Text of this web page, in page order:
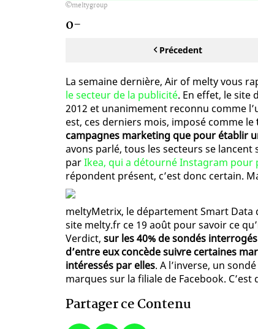
meltygroup
0-
Précedent
La semaine dernière, Air of melty vous
le secteur de la publicité. En effet, le site
2012 et unanimement reconnu comme
est, ces derniers mois, imposé comme le
campagnes marketing que pour établir
avons parlé, tous les secteurs se
parIkea, qui a détourné Instagram pour
répondent présent, c’est donc certain.
meltyMetrix, le département Smart
site melty.fr ce 19 août pour savoir ce
Verdict, sur les 40% de sondés
d’entre eux concède suivre certaines
intéressés par elles. A l’inverse, un
marques sur la filiale de Facebook.
Partager ce Contenu